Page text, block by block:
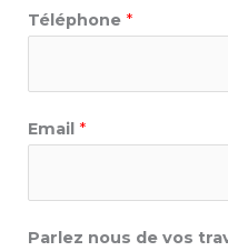
Téléphone *
Email *
Parlez nous de vos